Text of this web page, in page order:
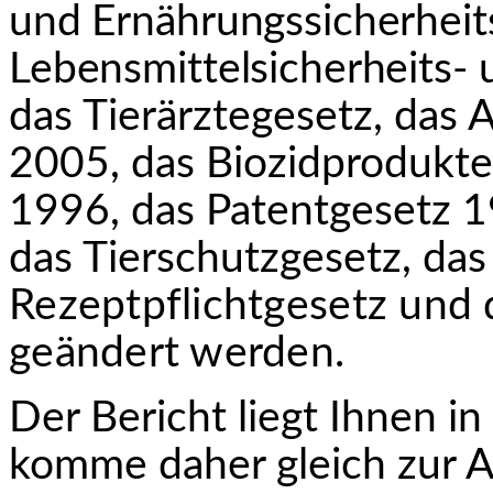
und
Lebensmittelsicherheits-
das Tierärztegesetz, das
2005, das
1996, das Patentgesetz
das Tierschutzgesetz,
Rezeptpflichtgesetz und
geändert werden.
Der Bericht liegt Ihnen
komme daher gleich zur